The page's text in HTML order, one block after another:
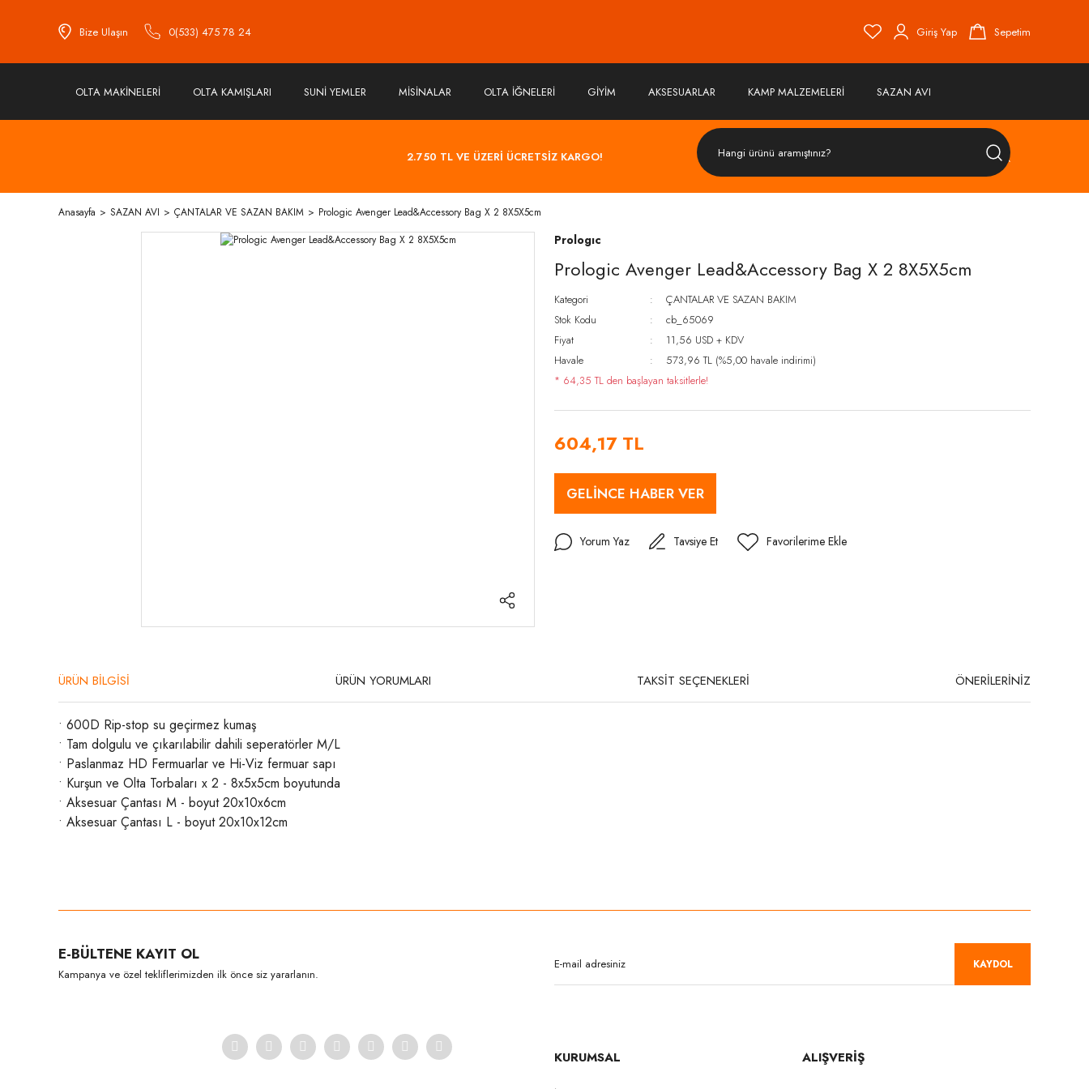
Bize Ulaşın 0(533) 475 78 24 Giriş Yap Sepetim
OLTA MAKİNELERİ OLTA KAMIŞLARI SUNİ YEMLER MİSİNALAR OLTA İĞNELERİ GİYİM AKSESUARLAR KAMP MALZEMELERİ SAZAN AVI
2.750 TL VE ÜZERİ ÜCRETSİZ KARGO!
ÜRÜN
Anasayfa SAZAN AVI ÇANTALAR VE SAZAN BAKIM Prologic Avenger Lead&Accessory Bag X 2 8X5X5cm
Prologıc
Prologic Avenger Lead&Accessory Bag X 2 8X5X5cm
Kategori
ÇANTALAR VE SAZAN BAKIM
Stok Kodu
cb_65069
Fiyat
11,56 USD + KDV
Havale
573,96 TL (%5,00 havale indirimi)
* 64,35 TL den başlayan taksitlerle!
604,17 TL
GELİNCE HABER VER
Yorum Yaz Tavsiye Et
ÜRÜN BİLGİSİ ÜRÜN YORUMLARI TAKSİT SEÇENEKLERİ ÖNERİLERİNİZ
• 600D Rip-stop su geçirmez kumaş
• Tam dolgulu ve çıkarılabilir dahili seperatörler M/L
• Paslanmaz HD Fermuarlar ve Hi-Viz fermuar sapı
• Kurşun ve Olta Torbaları x 2 - 8x5x5cm boyutunda
• Aksesuar Çantası M - boyut 20x10x6cm
• Aksesuar Çantası L - boyut 20x10x12cm
Ürün açıklamasında eksik bilgiler bulunuyor.
Ürün bilgilerinde hatalar bulunuyor.
E-BÜLTENE KAYIT OL
Kampanya ve özel tekliflerimizden ilk önce siz yararlanın.
KAYDOL
KURUMSAL ALIŞVERİŞ